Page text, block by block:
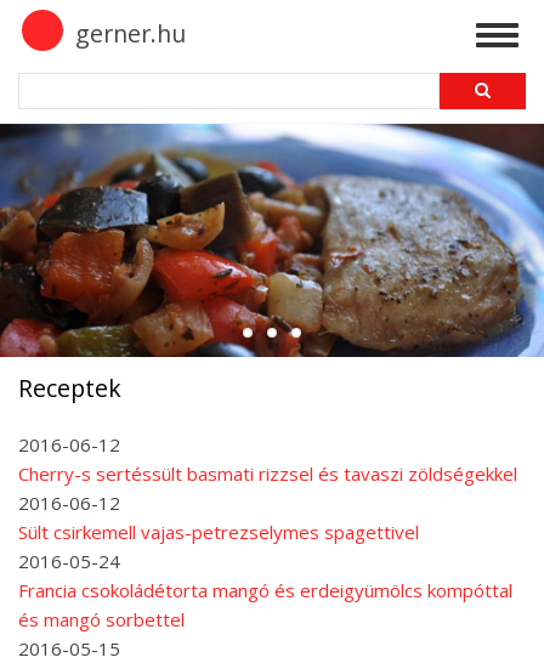
Skip
main
content
gerner.hu
Receptek
2016-06-12
Cherry-s sertéssült basmati rizzsel és tavaszi zöldségekkel
2016-06-12
Sült csirkemell vajas-petrezselymes spagettivel
2016-05-24
Francia csokoládétorta mangó és erdeigyümölcs kompóttal
és mangó sorbettel
2016-05-15